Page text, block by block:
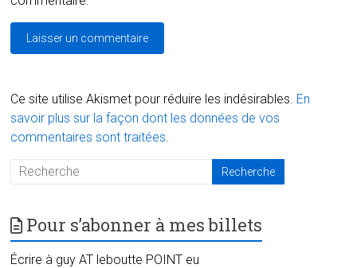
Ce site utilise Akismet pour réduire les indésirables. En
savoir plus sur la façon dont les données de vos
commentaires sont traitées
Pour s’abonner à mes billets
Écrire à guy AT leboutte POINT eu